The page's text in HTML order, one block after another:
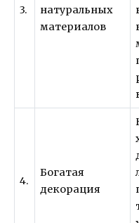
3.
натуральных
материалов
4.
Богатая
декорация